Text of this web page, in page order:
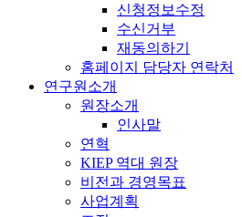
신청정보수정
수신거부
재동의하기
홈페이지 담당자 연락처
연구원소개
원장소개
인사말
연혁
KIEP 역대 원장
비전과 경영목표
사업계획